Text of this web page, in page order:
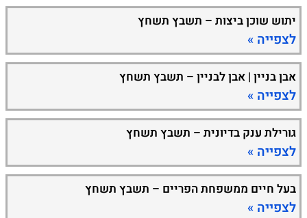
יתוש שוכן ביצות – תשבץ תשחץ
לצפייה »
אבן בניין | אבן לבניין – תשבץ תשחץ
לצפייה »
גורילת ענק בדיונית – תשבץ תשחץ
לצפייה »
בעל חיים ממשפחת הפריים – תשבץ תשחץ
לצפייה »